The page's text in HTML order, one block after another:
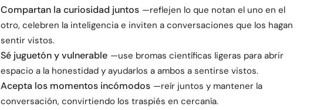
Compartan la curiosidad juntos —reflejen lo que notan el uno en el
otro, celebren la inteligencia e inviten a conversaciones que los hagan
sentir vistos.
Sé juguetón y vulnerable —use bromas científicas ligeras para abrir
espacio a la honestidad y ayudarlos a ambos a sentirse vistos.
Acepta los momentos incómodos —reír juntos y mantener la
conversación, convirtiendo los traspiés en cercanía.